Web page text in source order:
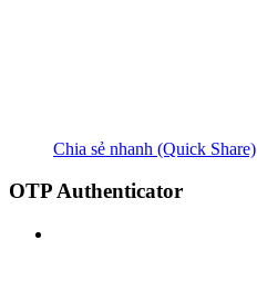
Chia sẻ nhanh (Quick Share)
OTP Authenticator